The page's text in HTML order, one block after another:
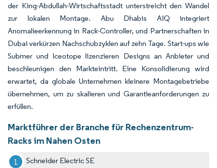
der King-Abdullah-Wirtschaftsstadt unterstreicht den Wandel
zur lokalen Montage. Abu Dhabis AIQ integriert
Anomalieerkennung in Rack-Controller, und Partnerschaften in
Dubai verkürzen Nachschubzyklen auf zehn Tage. Start-ups wie
Submer und Iceotope lizenzieren Designs an Anbieter und
beschleunigen den Markteintritt. Eine Konsolidierung wird
erwartet, da globale Unternehmen kleinere Montagebetriebe
übernehmen, um zu skalieren und Garantieanforderungen zu
erfüllen.
Marktführer der Branche für Rechenzentrum-
Racks im Nahen Osten
Schneider Electric SE